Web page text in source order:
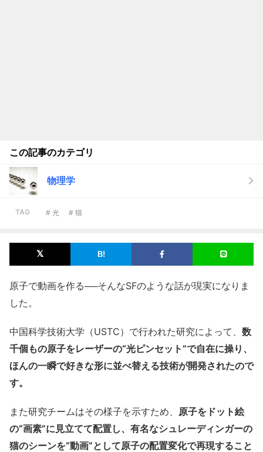
この記事のカテゴリ
物理学
TAG # 光 # 猫
原子で動画を作る──そんなSFのような話が現実になりま
した。
中国科学技術大学（USTC）で行われた研究によって、 数
千個もの原子をレーザーの“光ピンセット”で自在に操り、
ほんの一瞬で好きな形に並べ替える技術が開発されたので
す。
また研究チームはその様子を示すため、 原子をドット絵
の“画素”に見立てて配置し、有名なシュレーディンガーの
猫のシーンを“動画”として原子の配置変化で再現すること